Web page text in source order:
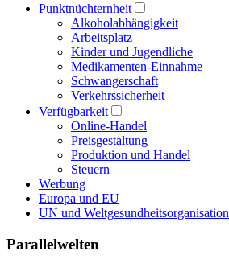
Punktnüchternheit
Alkoholabhängigkeit
Arbeitsplatz
Kinder und Jugendliche
Medikamenten-Einnahme
Schwangerschaft
Verkehrssicherheit
Verfügbarkeit
Online-Handel
Preisgestaltung
Produktion und Handel
Steuern
Werbung
Europa und EU
UN und Weltgesundheitsorganisation
Parallelwelten